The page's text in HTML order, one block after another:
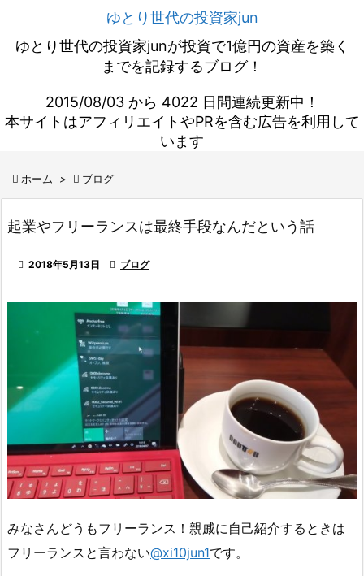
ゆとり世代の投資家jun
ゆとり世代の投資家junが投資で1億円の資産を築く
までを記録するブログ！
2015/08/03 から 4022 日間連続更新中！
本サイトはアフィリエイトやPRを含む広告を利用して
います
 ホーム >  ブログ
起業やフリーランスは最終手段なんだという話
 2018年5月13日  ブログ
みなさんどうもフリーランス！親戚に自己紹介するときは
フリーランスと言わない@xi10jun1です。